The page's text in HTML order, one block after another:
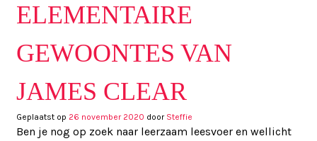
ELEMENTAIRE
GEWOONTES VAN
JAMES CLEAR
Geplaatst op 26 november 2020 door Steffie
Ben je nog op zoek naar leerzaam leesvoer en wellicht